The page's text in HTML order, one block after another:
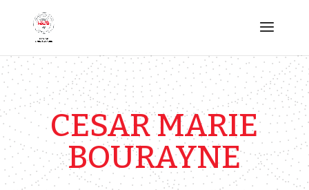
CESAR MARIE
BOURAYNE